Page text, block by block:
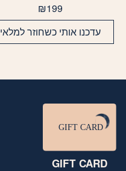
₪199
עדכנו אותי כשחוזר למלאי
GIFT CARD